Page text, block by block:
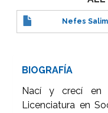
Nefes
BIOGRAFÍA
Nací y crecí en
Licenciatura en